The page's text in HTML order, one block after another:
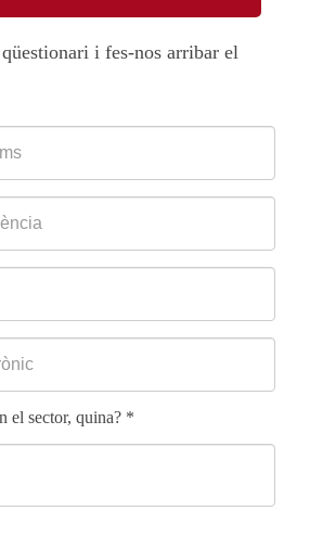
i fes-nos arribar el
el sector, quina? *